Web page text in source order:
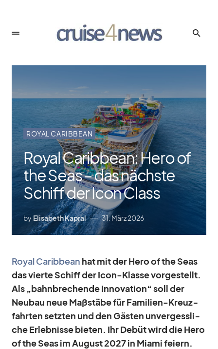
ROYAL CARIBBEAN
Royal Caribbean: Hero of
the Seas – das nächste
Schiff der Icon Class
by Elisabeth Kapral 31. März 2026
Royal Ca­rib­bean hat mit der Hero of the Seas
das vierte Schiff der Icon-Klasse vor­ge­stellt.
Als „bahn­bre­chende In­no­va­tion“ soll der
Neu­bau neue Maß­stäbe für Fa­mi­lien-Kreuz­
fahr­ten setz­ten und den Gäs­ten un­ver­gess­li­
che Er­leb­nisse bie­ten. Ihr De­büt wird die Hero
of the Seas im Au­gust 2027 in Mi­ami fei­ern.